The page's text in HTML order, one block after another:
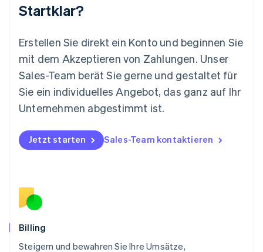
Startklar?
Erstellen Sie direkt ein Konto und beginnen Sie
mit dem Akzeptieren von Zahlungen. Unser
Sales-Team berät Sie gerne und gestaltet für
Sie ein individuelles Angebot, das ganz auf Ihr
Unternehmen abgestimmt ist.
Jetzt starten Sales-Team kontaktieren
Billing
Steigern und bewahren Sie Ihre Umsätze,
Mexiko
English
Niederlande
Nederlands English
Norwegen
English
Österreich
Polen
English
Portugal
Schweden
Svenska
Schweiz
Deutsch
Singapur